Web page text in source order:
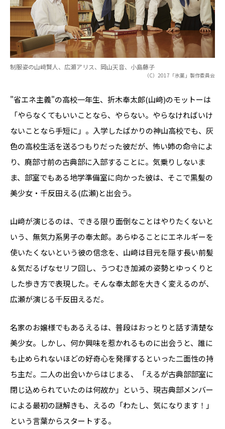
制服姿の山﨑賢人、広瀬アリス、岡山天音、小島藤子
（C）2017「氷菓」製作委員会
"省エネ主義"の高校一年生、折木奉太郎(山﨑)のモットーは
「やらなくてもいいことなら、やらない。やらなければいけ
ないことなら手短に」。入学したばかりの神山高校でも、灰
色の高校生活を送るつもりだった彼だが、怖い姉の命令によ
り、廃部寸前の古典部に入部することに。気乗りしないま
ま、部室でもある地学準備室に向かった彼は、そこで黒髪の
美少女・千反田える(広瀬)と出会う。
山﨑が演じるのは、できる限り面倒なことはやりたくないと
いう、無気力系男子の奉太郎。あらゆることにエネルギーを
使いたくないという彼の信念を、山﨑は目元を隠す長い前髪
＆気だるげなセリフ回し、うつむき加減の姿勢とゆっくりと
した歩き方で表現した。そんな奉太郎を大きく変えるのが、
広瀬が演じる千反田えるだ。
名家のお嬢様でもあるえるは、普段はおっとりと話す清楚な
美少女。しかし、何か興味を惹かれるものに出会うと、誰に
も止められないほどの好奇心を発揮するといった二面性の持
ち主だ。二人の出会いからはじまる、「えるが古典部部室に
閉じ込められていたのは何故か」という、現古典部メンバー
による最初の謎解きも、えるの「わたし、気になります！」
という言葉からスタートする。